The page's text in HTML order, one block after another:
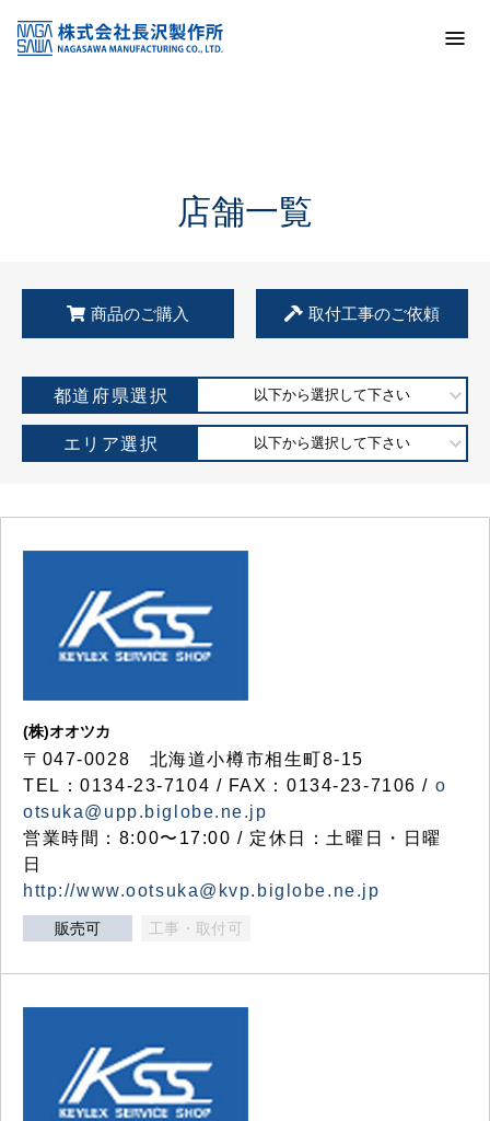
KSS加盟店・取扱店情報
店舗一覧
店舗一覧
商品のご購入 取付工事のご依頼
都道府県選択 以下から選択して下さい
エリア選択 以下から選択して下さい
(株)オオツカ
〒047-0028 北海道小樽市相生町8-15
TEL：0134-23-7104 / FAX：0134-23-7106 / o
otsuka@upp.biglobe.ne.jp
営業時間：8:00〜17:00 / 定休日：土曜日・日曜
日
http://www.ootsuka@kvp.biglobe.ne.jp
販売可 工事・取付可